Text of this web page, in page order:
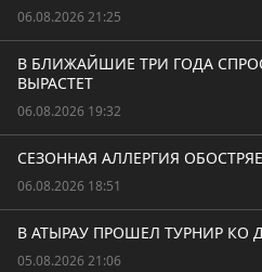
06.08.2026 21:25
В БЛИЖАЙШИЕ ТРИ ГОДА
ВЫРАСТЕТ
06.08.2026 19:32
СЕЗОННАЯ АЛЛЕРГИЯ
06.08.2026 18:51
В АТЫРАУ ПРОШЕЛ ТУРНИР КО
05.08.2026 21:06